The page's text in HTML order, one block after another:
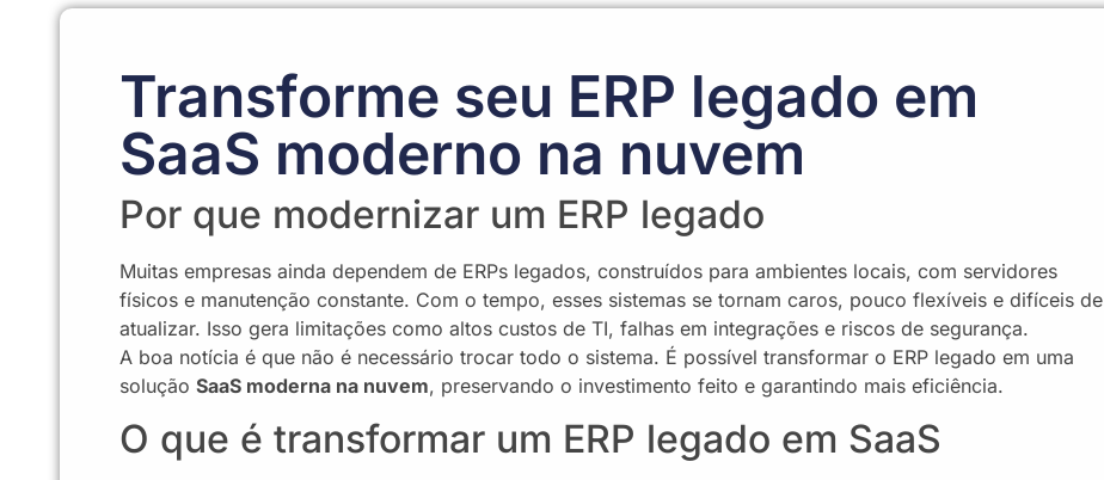
Transforme seu ERP legado em
SaaS moderno na nuvem
Por que modernizar um ERP legado
Muitas empresas ainda dependem de ERPs legados, construídos para ambientes locais, com servidores
físicos e manutenção constante. Com o tempo, esses sistemas se tornam caros, pouco flexíveis e difíceis de
atualizar. Isso gera limitações como altos custos de TI, falhas em integrações e riscos de segurança.
A boa notícia é que não é necessário trocar todo o sistema. É possível transformar o ERP legado em uma
solução SaaS moderna na nuvem, preservando o investimento feito e garantindo mais eficiência.
O que é transformar um ERP legado em SaaS